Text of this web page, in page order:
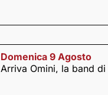
Domenica 9 Agosto
Arriva Omini, la band